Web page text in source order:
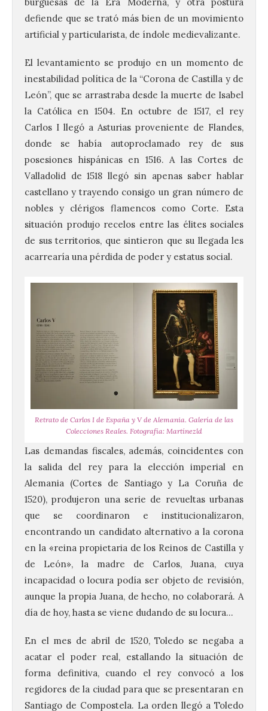
defiende que se trató más bien de un movimiento
artificial y particularista, de índole medievalizante.
El levantamiento se produjo en un momento de
inestabilidad política de la “Corona de Castilla y de
León”, que se arrastraba desde la muerte de Isabel
la Católica en 1504. En octubre de 1517, el rey
Carlos I llegó a Asturias proveniente de Flandes,
donde se había autoproclamado rey de sus
posesiones hispánicas en 1516. A las Cortes de
Valladolid de 1518 llegó sin apenas saber hablar
castellano y trayendo consigo un gran número de
nobles y clérigos flamencos como Corte. Esta
situación produjo recelos entre las élites sociales
de sus territorios, que sintieron que su llegada les
acarrearía una pérdida de poder y estatus social.
Retrato de Carlos I de España y V de Alemania. Galería de las
Colecciones Reales. Fotografía: Martínezld
Las demandas fiscales, además, coincidentes con
la salida del rey para la elección imperial en
Alemania (Cortes de Santiago y La Coruña de
1520), produjeron una serie de revueltas urbanas
que se coordinaron e institucionalizaron,
encontrando un candidato alternativo a la corona
en la «reina propietaria de los Reinos de Castilla y
de León», la madre de Carlos, Juana, cuya
incapacidad o locura podía ser objeto de revisión,
aunque la propia Juana, de hecho, no colaborará. A
día de hoy, hasta se viene dudando de su locura…
En el mes de abril de 1520, Toledo se negaba a
acatar el poder real, estallando la situación de
forma definitiva, cuando el rey convocó a los
regidores de la ciudad para que se presentaran en
Santiago de Compostela. La orden llegó a Toledo